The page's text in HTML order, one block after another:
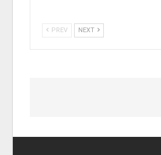
PREV NEXT